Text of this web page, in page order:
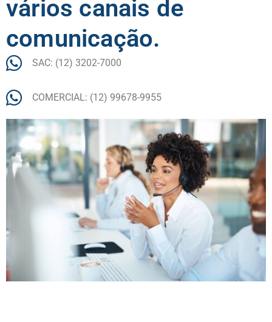
vários canais de
comunicação.
SAC: (12) 3202-7000
COMERCIAL: (12) 99678-9955